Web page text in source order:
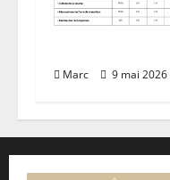
Marc 9 mai 2026